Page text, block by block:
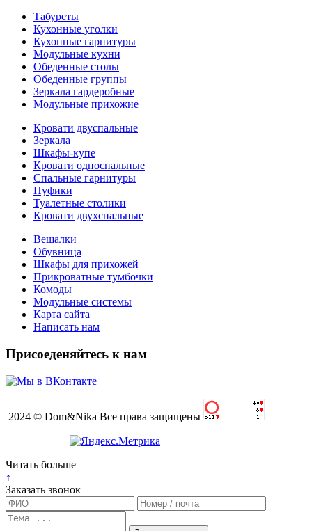
Табуреты
Кухонные уголки
Кухонные гарнитуры
Модульные кухни
Обеденные столы
Обеденные группы
Зеркала гардеробные
Модульные прихожие
Кровати двуспальные
Зеркала
Шкафы-купе
Кровати односпальные
Спальные гарнитуры
Пуфики
Туалетные столики
Кровати двухспальные
Вешалки
Обувница
Шкафы для прихожей
Прикроватные тумбочки
Комоды
Модульные системы
Карта сайта
Написать нам
Присоеденяйтесь к нам
2024 © Dom&Nika Все права защищены
Читать больше
↑
Заказать звонок